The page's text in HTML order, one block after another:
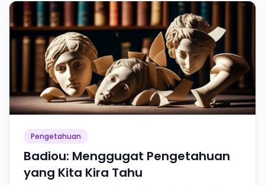
Pengetahuan
Badiou: Menggugat Pengetahuan
yang Kita Kira Tahu